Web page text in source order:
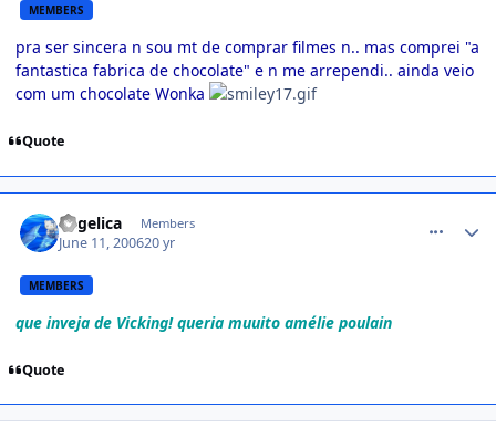
MEMBERS
pra ser sincera n sou mt de comprar filmes n.. mas comprei "a
fantastica fabrica de chocolate" e n me arrependi.. ainda veio
com um chocolate Wonka
Quote
angelica Members
June 11, 200620 yr
MEMBERS
que inveja de Vicking! queria muuito amélie poulain
Quote